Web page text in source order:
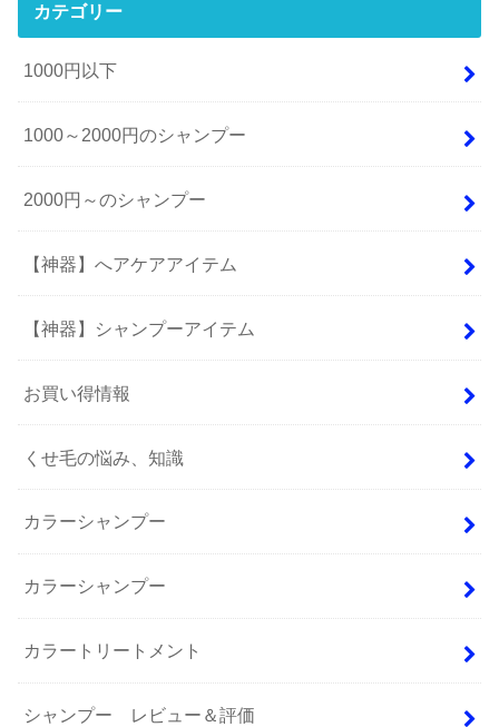
カテゴリー
1000円以下
1000～2000円のシャンプー
2000円～のシャンプー
【神器】へアケアアイテム
【神器】シャンプーアイテム
お買い得情報
くせ毛の悩み、知識
カラーシャンプー
カラーシャンプー
カラートリートメント
シャンプー レビュー＆評価